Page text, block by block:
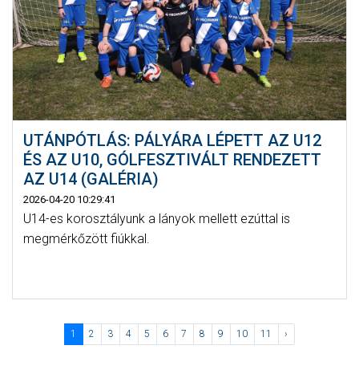
UTÁNPÓTLÁS: PÁLYÁRA LÉPETT AZ U12
ÉS AZ U10, GÓLFESZTIVÁLT RENDEZETT
AZ U14 (GALÉRIA)
2026-04-20 10:29:41
U14-es korosztályunk a lányok mellett ezúttal is
megmérkőzött fiúkkal.
1 2 3 4 5 6 7 8 9 10 11 ›